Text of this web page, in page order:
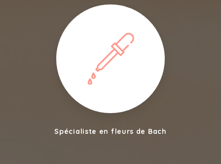
Spécialiste en fleurs de Bach